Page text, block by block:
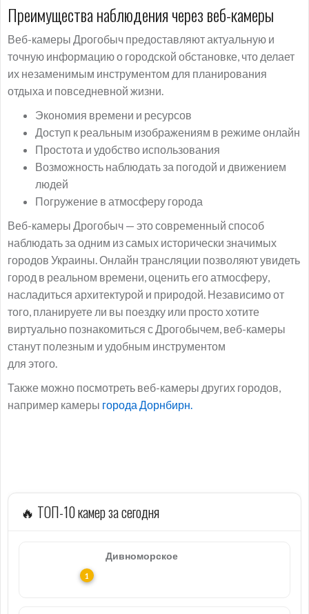
Преимущества наблюдения через веб-камеры
Веб-камеры Дрогобыч предоставляют актуальную и
точную информацию о городской обстановке, что делает
их незаменимым инструментом для планирования
отдыха и повседневной жизни.
Экономия времени и ресурсов
Доступ к реальным изображениям в режиме онлайн
Простота и удобство использования
Возможность наблюдать за погодой и движением
людей
Погружение в атмосферу города
Веб-камеры Дрогобыч — это современный способ
наблюдать за одним из самых исторически значимых
городов Украины. Онлайн трансляции позволяют увидеть
город в реальном времени, оценить его атмосферу,
насладиться архитектурой и природой. Независимо от
того, планируете ли вы поездку или просто хотите
виртуально познакомиться с Дрогобычем, веб-камеры
станут полезным и удобным инструментом
для этого.
Также можно посмотреть веб-камеры других городов,
например камеры города Дорнбирн.
🔥 ТОП-10 камер за сегодня
Дивноморское